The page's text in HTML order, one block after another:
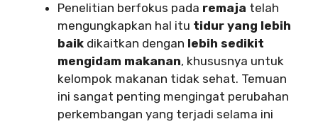
Penelitian berfokus pada remaja telah
mengungkapkan hal itu tidur yang lebih
baik dikaitkan dengan lebih sedikit
mengidam makanan, khususnya untuk
kelompok makanan tidak sehat. Temuan
ini sangat penting mengingat perubahan
perkembangan yang terjadi selama ini